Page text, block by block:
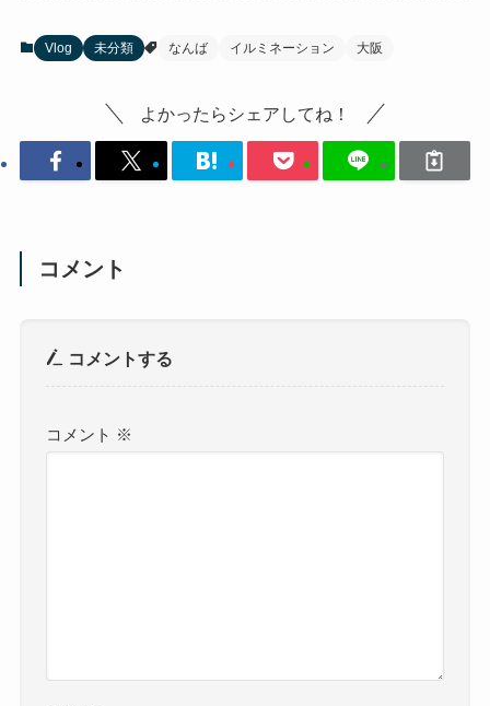
Vlog 未分類 なんば イルミネーション 大阪
よかったらシェアしてね！
コメント
コメントする
コメント ※